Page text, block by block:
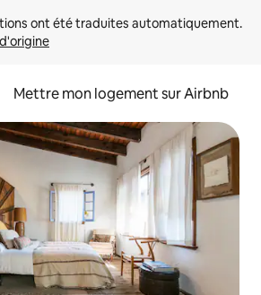
Mettre mon logement sur Airbnb